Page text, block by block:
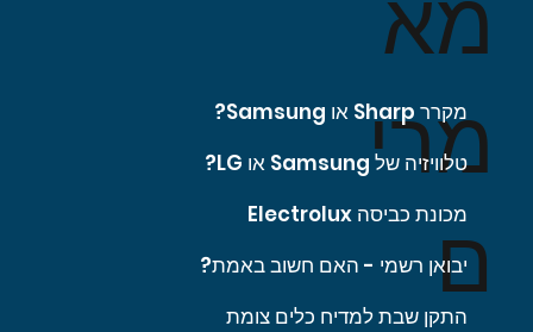
מרי
ם
מקרר Sharp או Samsung?
טלוויזיה של Samsung או LG?
מכונת כביסה Electrolux
יבואן רשמי - האם חשוב באמת?
התקן שבת למדיח כלים צומת